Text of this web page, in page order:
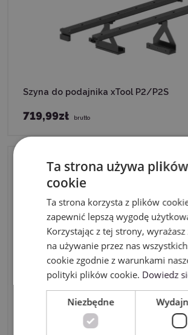
Szyna do podajnika xTool P2/P2S
719,99zł brutto
Ta strona używa plików
cookie
Ta strona korzysta z plików
zapewnić lepszą wygodę
Korzystając z tej strony, wyrażasz
na używanie przez nas
cookie zgodnie z warunkami
polityki plików cookie. Dowiedz
Niezbędne